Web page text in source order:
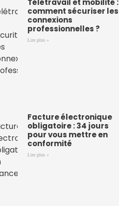
Télétravail et mobilité :
comment sécuriser les
connexions
professionnelles ?
Lire plus »
Facture électronique
obligatoire : 34 jours
pour vous mettre en
conformité
Lire plus »